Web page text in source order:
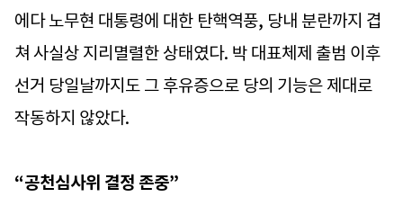
에다 노무현 대통령에 대한 탄핵역풍, 당내 분란까지 겹
쳐 사실상 지리멸렬한 상태였다. 박 대표체제 출범 이후
선거 당일날까지도 그 후유증으로 당의 기능은 제대로
작동하지 않았다.
“공천심사위 결정 존중”